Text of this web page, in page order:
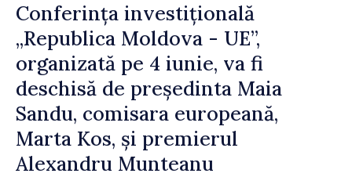
Conferința investițională
„Republica Moldova - UE”,
organizată pe 4 iunie, va fi
deschisă de președinta Maia
Sandu, comisara europeană,
Marta Kos, și premierul
Alexandru Munteanu